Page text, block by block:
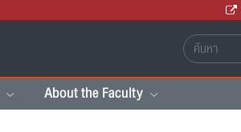
About the Faculty